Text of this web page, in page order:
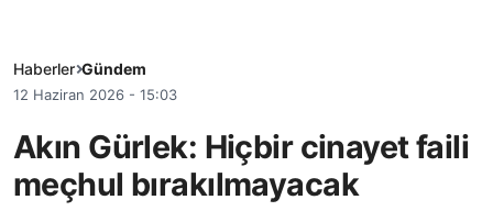
Haberler Gündem
12 Haziran 2026 - 15:03
Akın Gürlek: Hiçbir cinayet faili
meçhul bırakılmayacak